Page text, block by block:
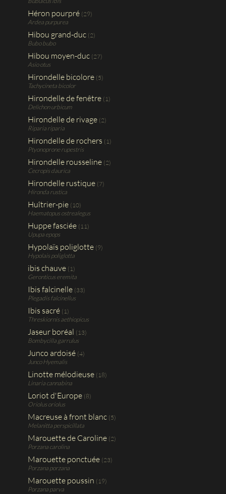
Héron pourpré (29)
Ardea purpurea
Hibou grand-duc (2)
Bubo bubo
Hibou moyen-duc (27)
Asio otus
Hirondelle bicolore (5)
Tachycineta bicolor
Hirondelle de fenêtre (1)
Delichon urbicum
Hirondelle de rivage (2)
Riparia riparia
Hirondelle de rochers (1)
Ptyonoprone rupestris
Hirondelle rousseline (2)
Cecropis daurica
Hirondelle rustique (7)
Hironda rustica
Huîtrier-pie (10)
Haematopus ostrealegus
Huppe fasciée (11)
Upupa epops
Hypolaïs poliglotte (9)
Hypolais poliglotta
ibis chauve (1)
Geronticus eremita
Ibis falcinelle (33)
Plegadis falcinellus
Ibis sacré (1)
Threskiornis aethiopicus
Jaseur boréal (13)
Bombycilla garrulus
Junco ardoisé (4)
Junco Hyemalis
Linotte mélodieuse (18)
Linaria cannabina
Loriot d'Europe (8)
Oriolus oriolus
Macreuse à front blanc (5)
Melanitta perspicillata
Marouette de Caroline (2)
Porzana carolina
Marouette ponctuée (23)
Porzana porzana
Marouette poussin (19)
Porzana parva